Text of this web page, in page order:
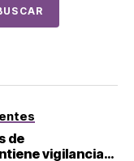
de
vigilancia